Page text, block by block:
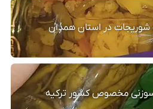
شوریجات در استان همدان
سوزنی مخصوص کشور ترکیه